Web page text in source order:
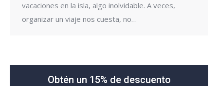
vacaciones en la isla, algo inolvidable. A veces,
organizar un viaje nos cuesta, no…
Obtén un 15% de descuento